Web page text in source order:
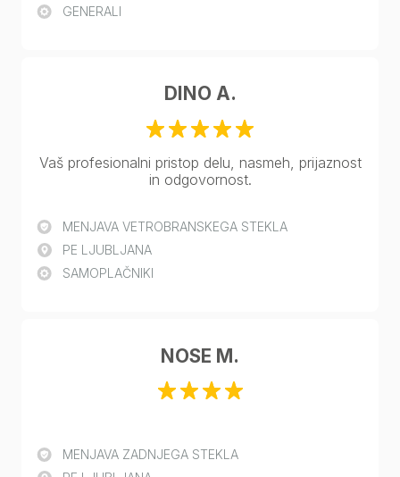
GENERALI
DINO A.
Vaš profesionalni pristop delu, nasmeh, prijaznost
in odgovornost.
MENJAVA VETROBRANSKEGA STEKLA
PE LJUBLJANA
SAMOPLAČNIKI
NOSE M.
MENJAVA ZADNJEGA STEKLA